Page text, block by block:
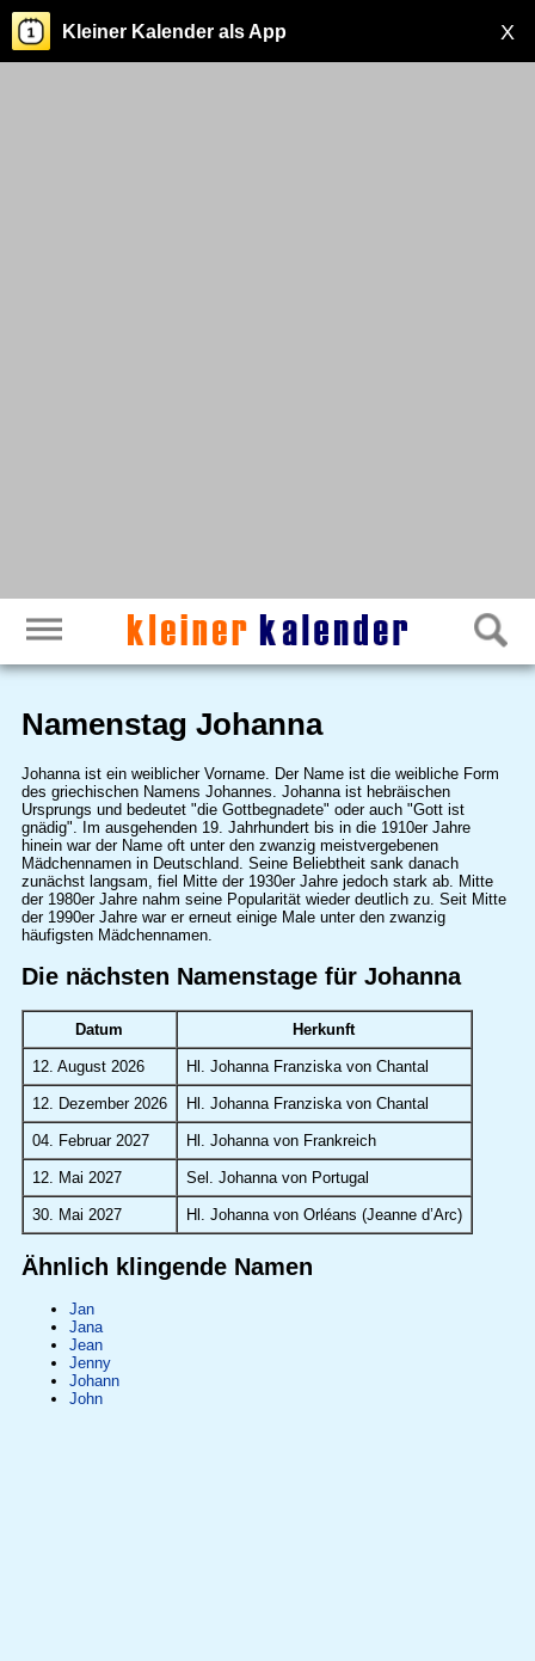
X
Kleiner Kalender als App
Namenstag Johanna
Johanna ist ein weiblicher Vorname. Der Name ist die weibliche Form
des griechischen Namens Johannes. Johanna ist hebräischen
Ursprungs und bedeutet "die Gottbegnadete" oder auch "Gott ist
gnädig". Im ausgehenden 19. Jahrhundert bis in die 1910er Jahre
hinein war der Name oft unter den zwanzig meistvergebenen
Mädchennamen in Deutschland. Seine Beliebtheit sank danach
zunächst langsam, fiel Mitte der 1930er Jahre jedoch stark ab. Mitte
der 1980er Jahre nahm seine Popularität wieder deutlich zu. Seit Mitte
der 1990er Jahre war er erneut einige Male unter den zwanzig
häufigsten Mädchennamen.
Die nächsten Namenstage für Johanna
Datum Herkunft
12. August 2026 Hl. Johanna Franziska von Chantal
12. Dezember 2026 Hl. Johanna Franziska von Chantal
04. Februar 2027 Hl. Johanna von Frankreich
12. Mai 2027 Sel. Johanna von Portugal
30. Mai 2027 Hl. Johanna von Orléans (Jeanne d’Arc)
Ähnlich klingende Namen
Jan
Jana
Jean
Jenny
Johann
John